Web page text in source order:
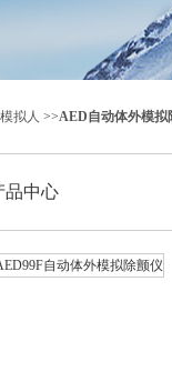
拟人 >>AED自动体外模拟
品中心